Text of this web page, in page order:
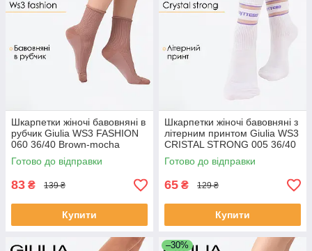
Шкарпетки жіночі бавовняні в
рубчик Giulia WS3 FASHION
060 36/40 Brown-mocha
mousse, повсякденні
шкарпетки без гумки
Готово до відправки
83 ₴ 139 ₴
Купити
Шкарпетки жіночі бавовняні з
літерним принтом Giulia WS3
CRISTAL STRONG 005 36/40
White-white/lilac, повсякденні
шкапретки
Готово до відправки
65 ₴ 129 ₴
Купити
–30%